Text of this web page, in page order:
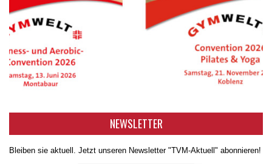
NEWSLETTER
Bleiben sie aktuell. Jetzt unseren Newsletter "TVM-Aktuell" abonnieren!